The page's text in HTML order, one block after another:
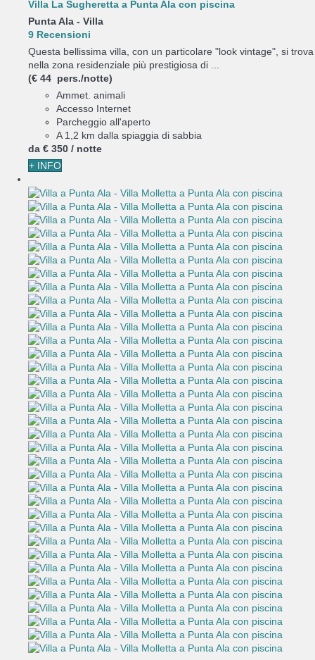
Villa La Sugheretta a Punta Ala con piscina
Punta Ala - Villa
9 Recensioni
Questa bellissima villa, con un particolare "look vintage", si trova
nella zona residenziale più prestigiosa di ...
(€ 44 pers./notte)
Ammet. animali
Accesso Internet
Parcheggio all'aperto
A 1,2 km dalla spiaggia di sabbia
da € 350 / notte
+ INFO